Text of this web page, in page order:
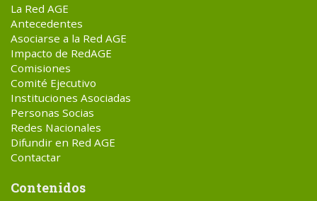
La Red AGE
Antecedentes
Asociarse a la Red AGE
Impacto de RedAGE
Comisiones
Comité Ejecutivo
Instituciones Asociadas
Personas Socias
Redes Nacionales
Difundir en Red AGE
Contactar
Contenidos